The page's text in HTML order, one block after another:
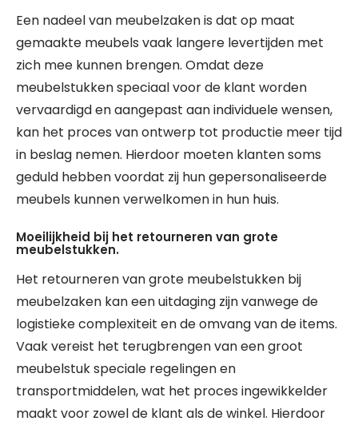
Een nadeel van meubelzaken is dat op maat
gemaakte meubels vaak langere levertijden met
zich mee kunnen brengen. Omdat deze
meubelstukken speciaal voor de klant worden
vervaardigd en aangepast aan individuele wensen,
kan het proces van ontwerp tot productie meer tijd
in beslag nemen. Hierdoor moeten klanten soms
geduld hebben voordat zij hun gepersonaliseerde
meubels kunnen verwelkomen in hun huis.
Moeilijkheid bij het retourneren van grote
meubelstukken.
Het retourneren van grote meubelstukken bij
meubelzaken kan een uitdaging zijn vanwege de
logistieke complexiteit en de omvang van de items.
Vaak vereist het terugbrengen van een groot
meubelstuk speciale regelingen en
transportmiddelen, wat het proces ingewikkelder
maakt voor zowel de klant als de winkel. Hierdoor